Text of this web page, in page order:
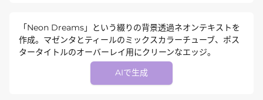
「Neon Dreams」という綴りの背景透過ネオンテキストを
作成。マゼンタとティールのミックスカラーチューブ、ポス
タータイトルのオーバーレイ用にクリーンなエッジ。
AIで生成